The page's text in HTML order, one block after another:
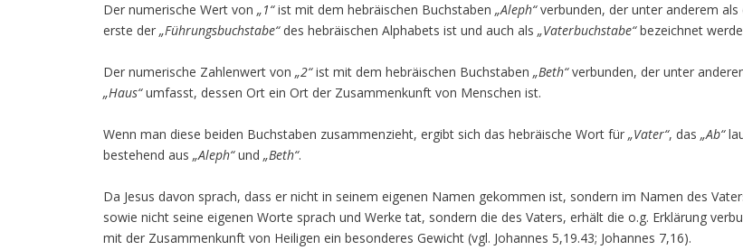
Der numerische Wert von „1“ist mit dem hebräischen Buchstaben „Aleph“verbunden, der unter anderem als
erste der „Führungsbuchstabe“des hebräischen Alphabets ist und auch als „Vaterbuchstabe“bezeichnet
Der numerische Zahlenwert von „2“ist mit dem hebräischen Buchstaben „Beth“verbunden, der unter
„Haus“umfasst, dessen Ort ein Ort der Zusammenkunft von Menschen ist.
Wenn man diese beiden Buchstaben zusammenzieht, ergibt sich das hebräische Wort für „Vater“, das „Ab“
bestehend aus „Aleph“und „Beth“.
Da Jesus davon sprach, dass er nicht in seinem eigenen Namen gekommen ist, sondern im Namen des
sowie nicht seine eigenen Worte sprach und Werke tat, sondern die des Vaters, erhält die o.g. Erklärung
mit der Zusammenkunft von Heiligen ein besonderes Gewicht (vgl. Johannes 5,19.43; Johannes 7,16).